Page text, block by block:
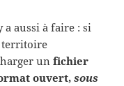
a aussi à faire : si
territoire
unfichier
ouvert,sous